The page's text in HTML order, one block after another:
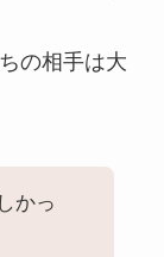
の相手は大
かっ